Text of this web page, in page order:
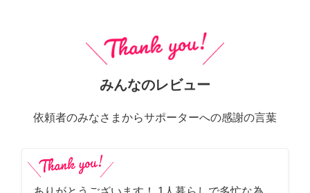
みんなのレビュー
依頼者のみなさまからサポーターへの感謝の言葉